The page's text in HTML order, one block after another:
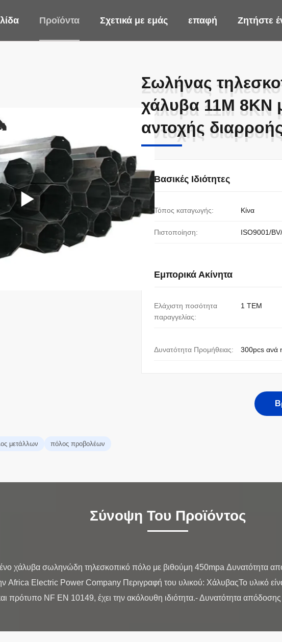
Προϊόντα Σχετικά με εμάς επαφή Ζητήστε
Σωλήνας
χάλυβα 11M 8KN
αντοχής
Σωλήνας
χάλυβα 11M 8KN
αντοχής
Βασικές Ιδιότητες
Τόπος καταγωγής: Κίνα
Πιστοποίηση: ISO9001/BV/
Εμπορικά Ακίνητα
Ελάχιστη ποσότητα
παραγγελίας:
1 ΤΕΜ
Δυνατότητα Προμήθειας: 300pcs ανά
μετάλλων πόλος προβολέων
Σύνοψη Του Προϊόντος
χάλυβα σωληνώδη τηλεσκοπικό πόλο με βιθούμη 450mpa Δυνατότητα
Africa Electric Power Company Περιγραφή του υλικού: ΧάλυβαςΤο υλικό